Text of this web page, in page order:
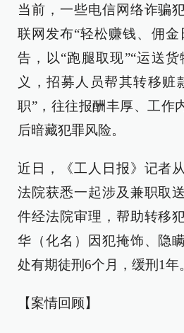
当前，一些电信网络诈骗
联网发布“轻松赚钱、佣
告，以“跑腿取现”“运送货
义，招募人员帮其转移赃
职”，往往报酬丰厚、工作
后暗藏犯罪风险。
近日，《工人日报》记者
法院获悉一起涉及兼职取
件经法院审理，帮助转移
华（化名）因犯掩饰、隐
处有期徒刑6个月，缓刑1年
【案情回顾】